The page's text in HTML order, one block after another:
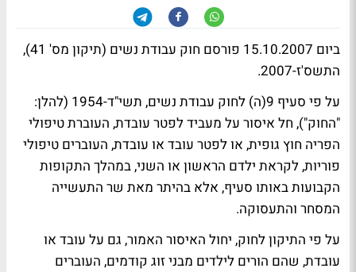
ביום 15.10.2007 פורסם חוק עבודת נשים (תיקון מס' 41),
התשס'ז-2007.
על פי סעיף 9(ה) לחוק עבודת נשים, תשי"ד-1954 (להלן:
"החוק"), חל איסור על מעביד לפטר עובדת, העוברת טיפולי
הפריה חוץ גופית, או לפטר עובד או עובדת, העוברים טיפולי
פוריות, לקראת ילדם הראשון או השני, במהלך התקופות
הקבועות באותו סעיף, אלא בהיתר מאת שר התעשייה
המסחר והתעסוקה.
על פי התיקון לחוק, יחול האיסור האמור, גם על עובד או
עובדת, שהם הורים לילדים מבני זוג קודמים, העוברים